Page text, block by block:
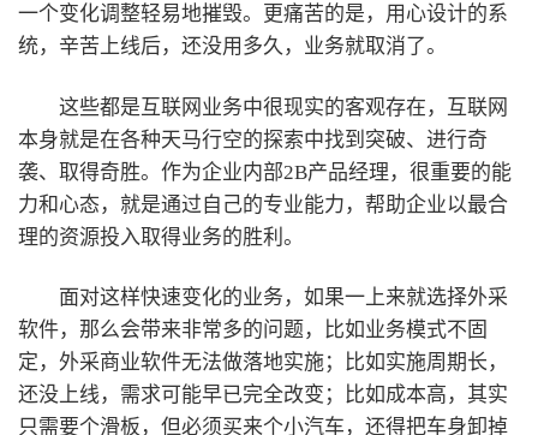
一个变化调整轻易地摧毁。更痛苦的是，用心设计的系
统，辛苦上线后，还没用多久，业务就取消了。
这些都是互联网业务中很现实的客观存在，互联网
本身就是在各种天马行空的探索中找到突破、进行奇
袭、取得奇胜。作为企业内部2B产品经理，很重要的能
力和心态，就是通过自己的专业能力，帮助企业以最合
理的资源投入取得业务的胜利。
面对这样快速变化的业务，如果一上来就选择外采
软件，那么会带来非常多的问题，比如业务模式不固
定，外采商业软件无法做落地实施；比如实施周期长，
还没上线，需求可能早已完全改变；比如成本高，其实
只需要个滑板，但必须买来个小汽车，还得把车身卸掉